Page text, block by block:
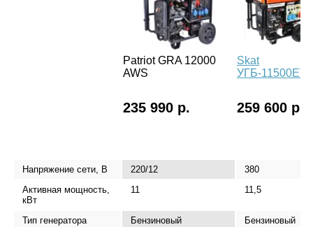
Patriot GRA 12000
AWS
Skat
УГБ-11500ЕТ
235 990 р. 259 600 р.
Напряжение сети, В 220/12
380
Активная мощность,
кВт
11 11,5
Тип генератора Бензиновый
Бензиновый